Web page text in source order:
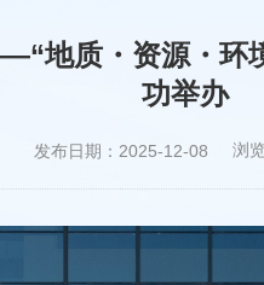
地质・资源・环
功举办
发布日期：2025-12-08 浏